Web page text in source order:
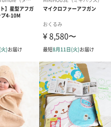
ゃんを抱っこする際、大判の
しやすくなります。
母さんのお腹の中にいるような
い睡眠をサポートします。